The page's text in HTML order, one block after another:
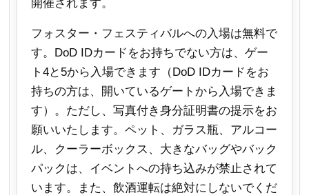
開催されます。
フォスター・フェスティバルへの入場は無料で
す。DoD IDカードをお持ちでない方は、ゲー
ト4と5から入場できます（DoD IDカードをお
持ちの方は、開いているゲートから入場できま
す）。ただし、写真付き身分証明書の提示をお
願いいたします。ペット、ガラス瓶、アルコー
ル、クーラーボックス、大きなバッグやバック
パックは、イベントへの持ち込みが禁止されて
います。また、飲酒運転は絶対にしないでくだ